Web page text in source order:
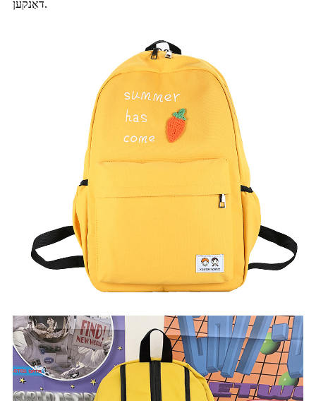
דאַנקען.